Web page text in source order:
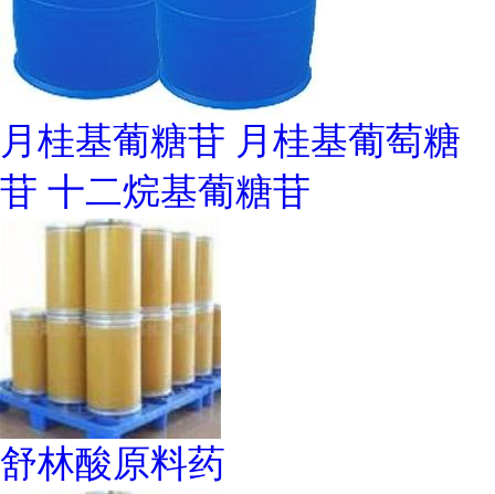
月桂基葡糖苷 月桂基葡萄糖
苷 十二烷基葡糖苷
舒林酸原料药